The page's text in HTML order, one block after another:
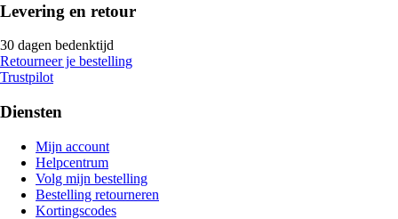
Levering en retour
30 dagen bedenktijd
Retourneer je bestelling
Trustpilot
Diensten
Mijn account
Helpcentrum
Volg mijn bestelling
Bestelling retourneren
Kortingscodes